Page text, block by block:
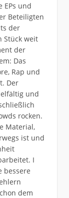
EPs und
Beteiligten
der
Stück weit
der
Das
Rap und
Der
und
rocken.
Material,
ist und
I
bessere
dem